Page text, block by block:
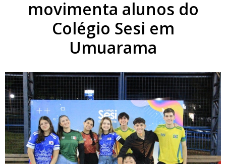
movimenta alunos do
Colégio Sesi em
Umuarama